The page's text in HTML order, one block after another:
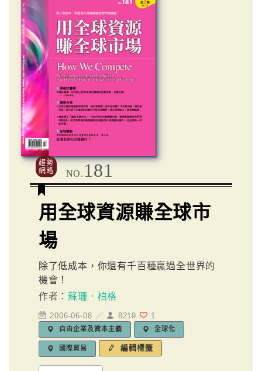
趨勢
網路
NO. 181
用全球資源賺全球市
場
除了低成本，你還有千百種贏過全世界的
機會！
作者：蘇珊．柏格
2006-06-08 ／ 8219 1
自由企業及資本主義 全球化
國際貿易 編輯標籤